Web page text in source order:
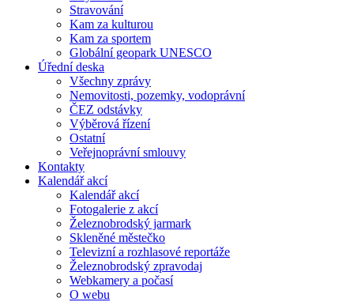
Stravování
Kam za kulturou
Kam za sportem
Globální geopark UNESCO
Úřední deska
Všechny zprávy
Nemovitosti, pozemky, vodoprávní
ČEZ odstávky
Výběrová řízení
Ostatní
Veřejnoprávní smlouvy
Kontakty
Kalendář akcí
Kalendář akcí
Fotogalerie z akcí
Železnobrodský jarmark
Skleněné městečko
Televizní a rozhlasové reportáže
Železnobrodský zpravodaj
Webkamery a počasí
O webu